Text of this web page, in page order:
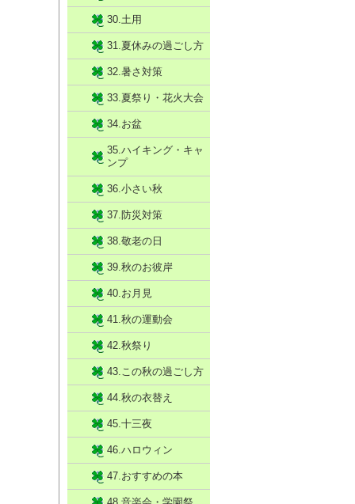
30.土用
31.夏休みの過ごし方
32.暑さ対策
33.夏祭り・花火大会
34.お盆
35.ハイキング・キャ
ンプ
36.小さい秋
37.防災対策
38.敬老の日
39.秋のお彼岸
40.お月見
41.秋の運動会
42.秋祭り
43.この秋の過ごし方
44.秋の衣替え
45.十三夜
46.ハロウィン
47.おすすめの本
48.音楽会・学園祭